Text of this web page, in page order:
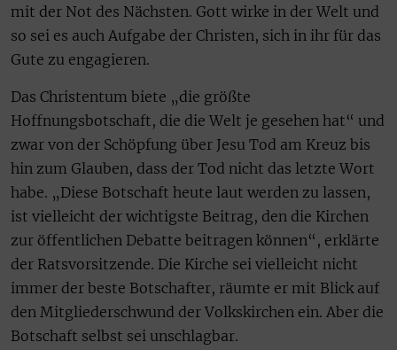
mit der Not des Nächsten. Gott wirke in der Welt und
so sei es auch Aufgabe der Christen, sich in ihr für das
Gute zu engagieren.
Das Christentum biete „die größte
Hoffnungsbotschaft, die die Welt je gesehen hat“ und
zwar von der Schöpfung über Jesu Tod am Kreuz bis
hin zum Glauben, dass der Tod nicht das letzte Wort
habe. „Diese Botschaft heute laut werden zu lassen,
ist vielleicht der wichtigste Beitrag, den die Kirchen
zur öffentlichen Debatte beitragen können“, erklärte
der Ratsvorsitzende. Die Kirche sei vielleicht nicht
immer der beste Botschafter, räumte er mit Blick auf
den Mitgliederschwund der Volkskirchen ein. Aber die
Botschaft selbst sei unschlagbar.